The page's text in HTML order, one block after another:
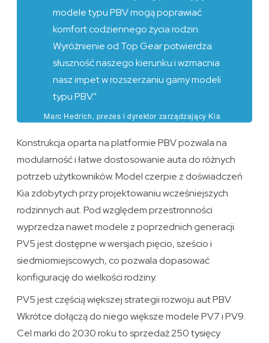
modele typu PBV mogą poprawiać
komfort codziennego życia rodzin.
Wyróżnienie od Top Gear potwierdza
słuszność naszego kierunku i wzmacnia
nasz impet w rozszerzaniu gamy modeli
typu PBV.”
Marc Hedrich, prezes i dyrektor zarządzający Kia
Europe
Konstrukcja oparta na platformie PBV pozwala na
modularność i łatwe dostosowanie auta do różnych
potrzeb użytkowników. Model czerpie z doświadczeń
Kia zdobytych przy projektowaniu wcześniejszych
rodzinnych aut. Pod względem przestronności
wyprzedza nawet modele z poprzednich generacji.
PV5 jest dostępne w wersjach pięcio, sześcio i
siedmiomiejscowych, co pozwala dopasować
konfigurację do wielkości rodziny.
PV5 jest częścią większej strategii rozwoju aut PBV.
Wkrótce dołączą do niego większe modele PV7 i PV9.
Cel marki do 2030 roku to sprzedaż 250 tysięcy